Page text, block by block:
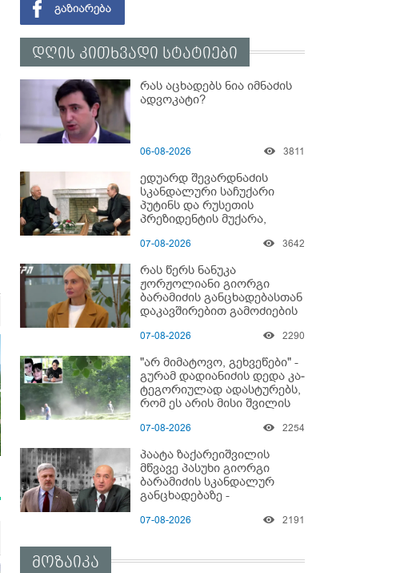
დღის კითხვადი სტატიები
რას აცხადებს ნია იმნაძის
ადვოკატი?
06-08-2026 3811
ედუარდ შევარდნაძის
სკანდალური საჩუქარი
პუტინს და რუსეთის
პრეზიდენტის მუქარა,
აასრულა
07-08-2026 3642
რას წერს ნანუკა
ჟორჟოლიანი გიორგი
ბარამიძის განცხადებასთან
დაკავშირებით გამოძიების
07-08-2026 2290
"არ მიმატოვო, გეხვეწები" -
გუ­რა­მ დადიანიძის დედა კა­
ტე­გო­რი­უ­ლად ადას­ტუ­რებს,
რომ ეს არის მისი შვი­ლის
07-08-2026 2254
პაატა ზაქარეიშვილის
მწვავე პასუხი გიორგი
ბარამიძის სკანდალურ
განცხადებაზე -
ვიცი... კამანში მოკლული
კი ტყუის"
07-08-2026 2191
მოზაიკა